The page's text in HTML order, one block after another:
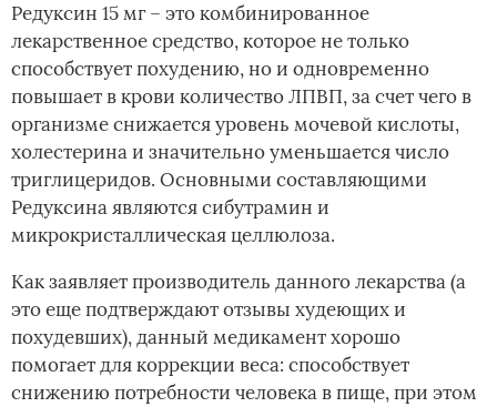
Редуксин 15 мг – это комбинированное
лекарственное средство, которое не только
способствует похудению, но и одновременно
повышает в крови количество ЛПВП, за счет чего в
организме снижается уровень мочевой кислоты,
холестерина и значительно уменьшается число
триглицеридов. Основными составляющими
Редуксина являются сибутрамин и
микрокристаллическая целлюлоза.
Как заявляет производитель данного лекарства (а
это еще подтверждают отзывы худеющих и
похудевших), данный медикамент хорошо
помогает для коррекции веса: способствует
снижению потребности человека в пище, при этом